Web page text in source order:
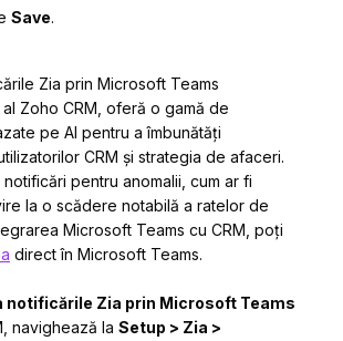
Save.
Zia prin Microsoft Teams
al Zoho CRM, oferă o gamă de
pe AI pentru a îmbunătăți
CRM și strategia de afaceri.
pentru anomalii, cum ar fi
la o scădere notabilă a ratelor de
Microsoft Teams cu CRM, poți
direct în Microsoft Teams.
notificările Zia prin Microsoft Teams
navighează la Setup > Zia >